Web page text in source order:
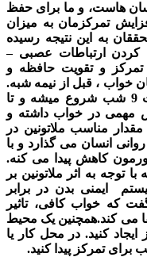
هاست، و ما برای حفظ
تمرکزمان به میزان
به این نتیجه رسیده
ارتباطات عصبی –
و تقویت حافظه و
خواب ، قبل از نیمه ‌شبه.
از ساعت 9 شب شروع میشه و تا
مهمی در خواب داشته و
مناسب ملاتونین در
انسان می گذارد و با
کاهش پیدا می کنه.
توجه به اثر ملاتونین بر
ایمنی بدن در برابر
که خواب کافی، تاثیر
می کند.همچنین یک محیط
کنید. در محل کار یا
برای تمرکز پیدا کنید.